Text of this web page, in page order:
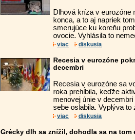
Dlhová kríza v eurozóne
konca, a to aj napriek
smerujúce ku koreňu
ovocie. Vyhlásila to
viac diskusia
Recesia v eurozóne
decembri
Recesia v eurozóne sa
roka prehĺbila, keďže
menovej únie v
sebe oslabila. Vyplýva to
viac diskusia
Grécky dlh sa znížil, dohodla sa na tom